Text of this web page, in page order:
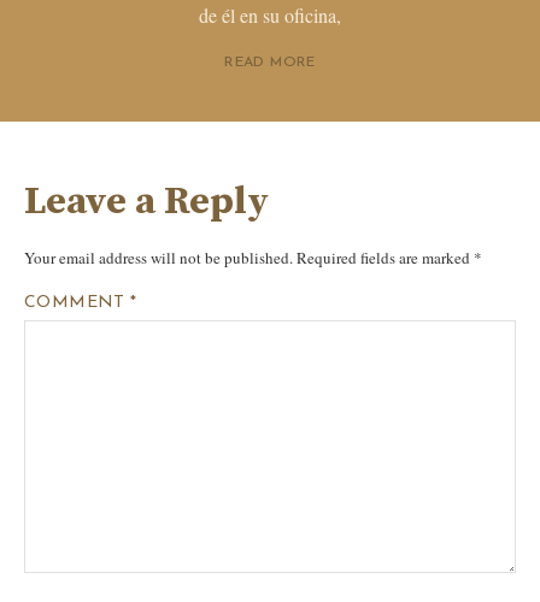
de él en su oficina,
READ MORE
Leave a Reply
Your email address will not be published.Required fields are marked *
COMMENT*